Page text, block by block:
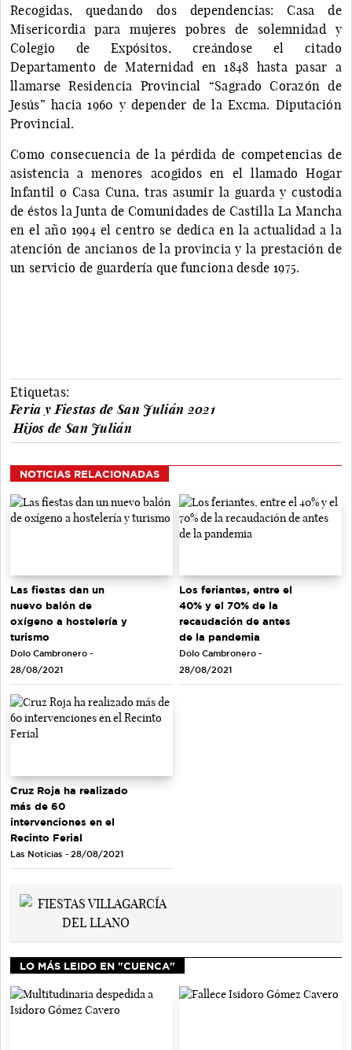
Recogidas, quedando dos dependencias: Casa de
Misericordia para mujeres pobres de solemnidad y
Colegio de Expósitos, creándose el citado
Departamento de Maternidad en 1848 hasta pasar a
llamarse Residencia Provincial “Sagrado Corazón de
Jesús” hacia 1960 y depender de la Excma. Diputación
Provincial.
Como consecuencia de la pérdida de competencias de
asistencia a menores acogidos en el llamado Hogar
Infantil o Casa Cuna, tras asumir la guarda y custodia
de éstos la Junta de Comunidades de Castilla La Mancha
en el año 1994 el centro se dedica en la actualidad a la
atención de ancianos de la provincia y la prestación de
un servicio de guardería que funciona desde 1975.
Etiquetas:
Feria y Fiestas de San Julián 2021
Hijos de San Julián
NOTICIAS RELACIONADAS
Las fiestas dan un
nuevo balón de
oxígeno a hostelería y
turismo
Dolo Cambronero -
28/08/2021
Los feriantes, entre el
40% y el 70% de la
recaudación de antes
de la pandemia
Dolo Cambronero -
28/08/2021
Cruz Roja ha realizado
más de 60
intervenciones en el
Recinto Ferial
Las Noticias - 28/08/2021
LO MÁS LEIDO EN "CUENCA"